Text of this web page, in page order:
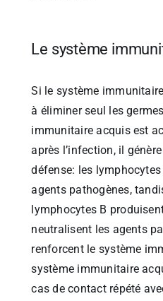
Le système
Si le système
à éliminer seul les
immunitaire acquis est
après l’infection, il
défense: les
agents pathogènes,
lymphocytes B
neutralisent les agents
renforcent le système
système immunitaire
cas de contact répété